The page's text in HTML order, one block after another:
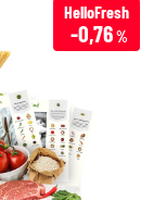
HelloFresh
-0,76 %